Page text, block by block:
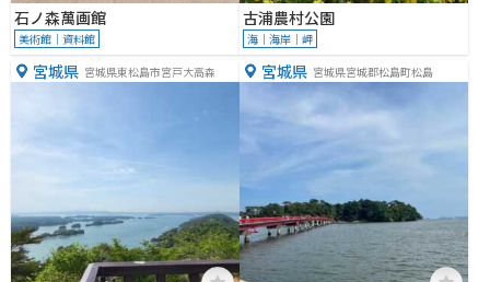
石ノ森萬画館
美術館｜資料館
古浦農村公園
海｜海岸｜岬
宮城県 宮城県東松島市宮戸大高森 宮城県 宮城県宮城郡松島町松島